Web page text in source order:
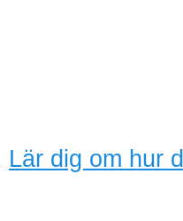
Lär dig om hur